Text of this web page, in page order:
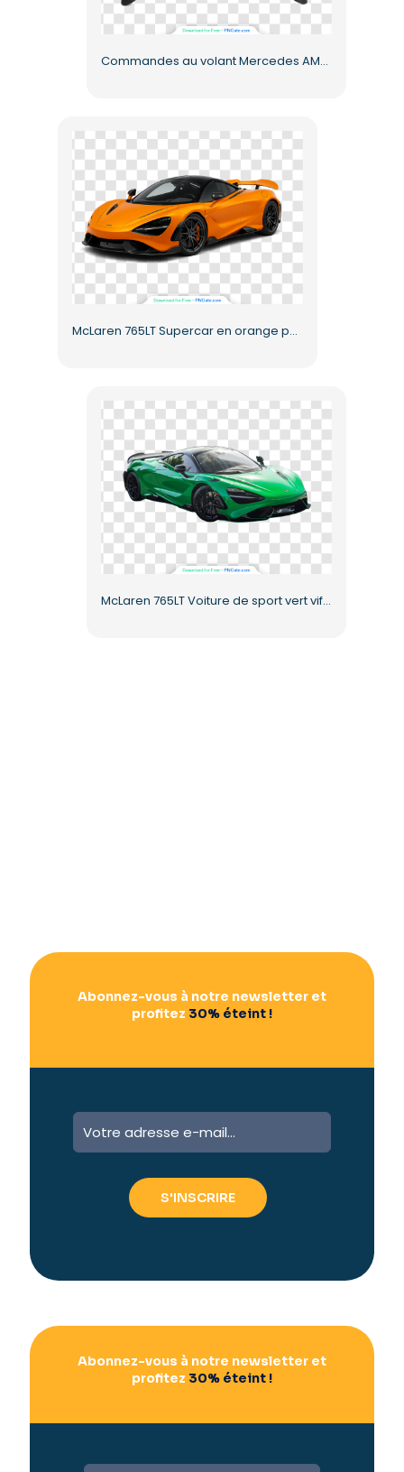
Commandes au volant Mercedes AMG Petronas F1 (PNG gratuit)
McLaren 765LT Supercar en orange papaye PNG gratuit
McLaren 765LT Voiture de sport vert vif PNG gratuit
Abonnez-vous à notre newsletter et
profitez 30% éteint !
Abonnez-vous à notre newsletter et
profitez 30% éteint !